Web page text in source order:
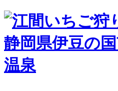
静岡県伊豆の
温泉